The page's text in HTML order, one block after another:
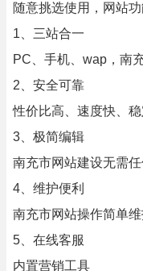
随意挑选使用，网站
1、三站合一
PC、手机、wap，南
2、安全可靠
性价比高、速度快、
3、极简编辑
南充市网站建设无需
4、维护便利
南充市网站操作简单
5、在线客服
内置营销工具